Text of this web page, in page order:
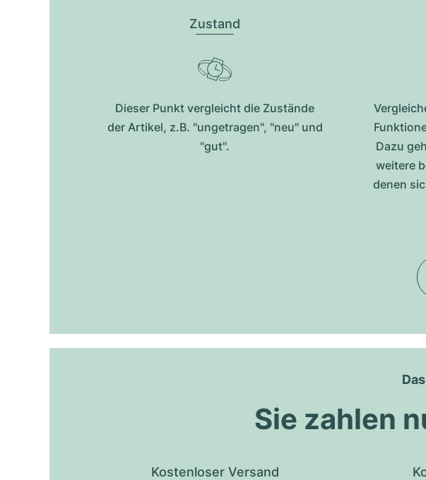
Zustand
Dieser Punkt vergleicht die Zustände
der Artikel, z.B. "ungetragen", "neu" und
"gut".
Dazu
weitere
denen
Sie zahlen
Kostenloser Versand